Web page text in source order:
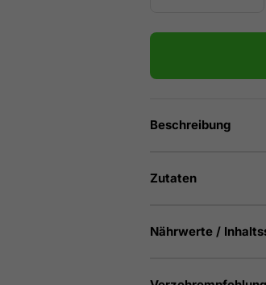
Beschreibung
Zutaten
Nährwerte /